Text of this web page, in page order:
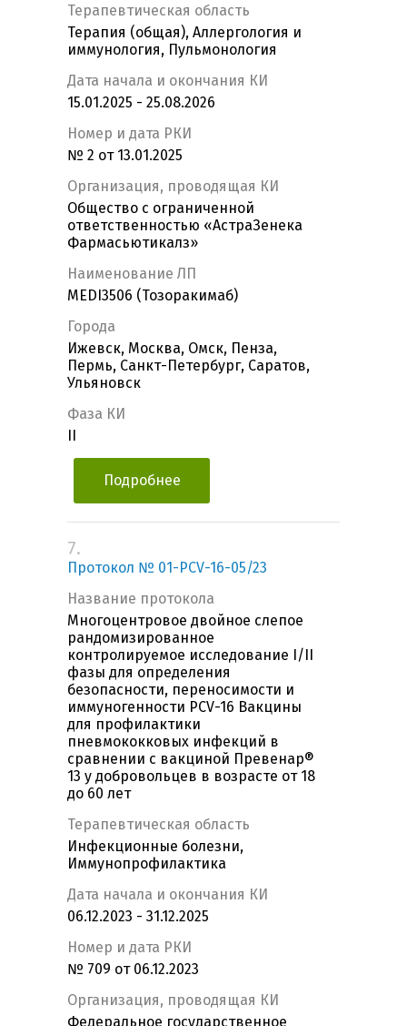
Терапевтическая область
Терапия (общая), Аллергология и
иммунология, Пульмонология
Дата начала и окончания КИ
15.01.2025 - 25.08.2026
Номер и дата РКИ
№ 2 от 13.01.2025
Организация, проводящая КИ
Общество с ограниченной
ответственностью «АстраЗенека
Фармасьютикалз»
Наименование ЛП
MEDI3506 (Тозоракимаб)
Города
Ижевск, Москва, Омск, Пенза,
Пермь, Санкт-Петербург, Саратов,
Ульяновск
Фаза КИ
Подробнее
7.
Протокол № 01-PCV-16-05/23
Название протокола
Многоцентровое двойное слепое
рандомизированное
контролируемое исследование I/II
фазы для определения
безопасности, переносимости и
иммуногенности PCV-16 Вакцины
для профилактики
пневмококковых инфекций в
сравнении с вакциной Превенар®
13 у добровольцев в возрасте от 18
до 60 лет
Терапевтическая область
Инфекционные болезни,
Иммунопрофилактика
Дата начала и окончания КИ
06.12.2023 - 31.12.2025
Номер и дата РКИ
№ 709 от 06.12.2023
Организация, проводящая КИ
Федеральное государственное